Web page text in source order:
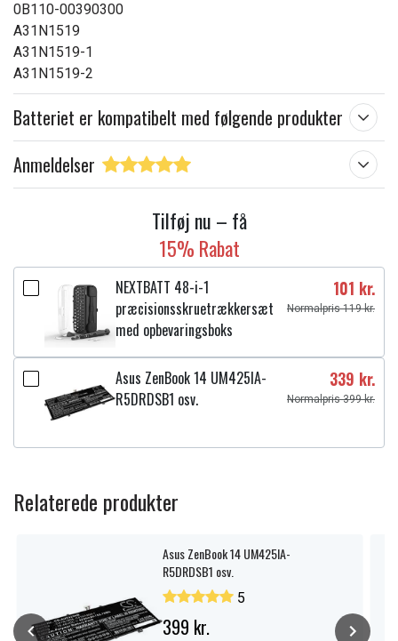
0B110-00390300
A31N1519
A31N1519-1
A31N1519-2
Batteriet er kompatibelt med følgende produkter
Anmeldelser
Tilføj nu – få
15% Rabat
NEXTBATT 48-i-1
præcisionsskruetrækkersæt
med opbevaringsboks
101 kr.
Normalpris 119 kr.
Asus ZenBook 14 UM425IA-
R5DRDSB1 osv.
339 kr.
Normalpris 399 kr.
Relaterede produkter
Asus ZenBook 14 UM425IA-
R5DRDSB1 osv.
5
399 kr.